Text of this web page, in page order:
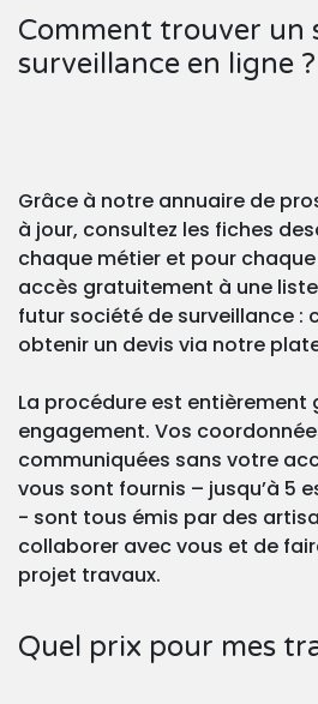
Comment trouver un
surveillance en ligne ?
Grâce à notre annuaire de
à jour, consultez les fiches
chaque métier et pour
accès gratuitement à une
futur société de surveillance :
obtenir un devis via notre
La procédure est entièrement
engagement. Vos
communiquées sans votre
vous sont fournis – jusqu’à 5
- sont tous émis par des
collaborer avec vous et de
projet travaux.
Quel prix pour mes